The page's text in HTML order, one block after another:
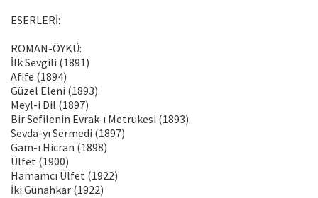
ESERLERİ:
ROMAN-ÖYKÜ:
İlk Sevgili (1891)
Afife (1894)
Güzel Eleni (1893)
Meyl-i Dil (1897)
Bir Sefilenin Evrak-ı Metrukesi (1893)
Sevda-yı Sermedi (1897)
Gam-ı Hicran (1898)
Ülfet (1900)
Hamamcı Ülfet (1922)
İki Günahkar (1922)